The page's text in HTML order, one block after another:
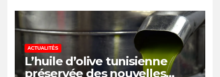
ACTUALITÉS
L’huile d’olive tunisienne
préservée des nouvelles